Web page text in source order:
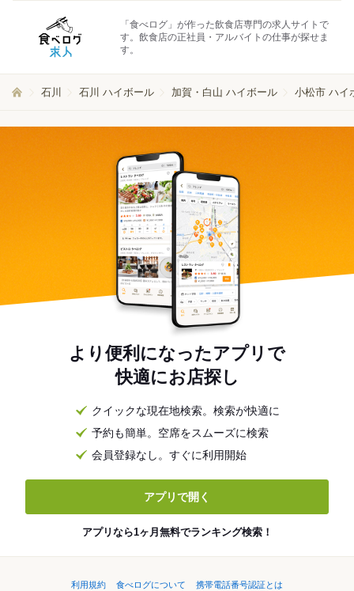
「食べログ」が作った飲食店専門の求人サイトで
す。飲食店の正社員・アルバイトの仕事が探せま
す。
石川 石川 ハイボール 加賀・白山 ハイボール 小松市 ハイ
より便利になったアプリで
快適にお店探し
クイックな現在地検索。検索が快適に
予約も簡単。空席をスムーズに検索
会員登録なし。すぐに利用開始
アプリで開く
アプリなら1ヶ月無料でランキング検索！
利用規約 食べログについて 携帯電話番号認証とは